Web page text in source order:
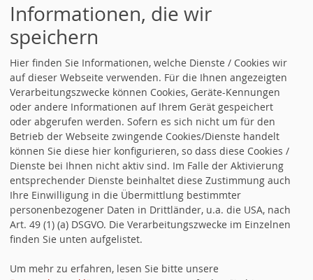
Menü
Ortsverein Göllheim
Kontakt:
Thomas Mattern
Wintergasse 19
67308 Lautersheim
Informationen, die wir
speichern
Hier finden Sie Informationen, welche Dienste / Cookies wir
auf dieser Webseite verwenden. Für die Ihnen angezeigten
Verarbeitungszwecke können Cookies, Geräte-Kennungen
oder andere Informationen auf Ihrem Gerät gespeichert
oder abgerufen werden. Sofern es sich nicht um für den
Betrieb der Webseite zwingende Cookies/Dienste handelt
können Sie diese hier konfigurieren, so dass diese Cookies /
Dienste bei Ihnen nicht aktiv sind. Im Falle der Aktivierung
entsprechender Dienste beinhaltet diese Zustimmung auch
Ihre Einwilligung in die Übermittlung bestimmter
personenbezogener Daten in Drittländer, u.a. die USA, nach
Art. 49 (1) (a) DSGVO. Die Verarbeitungszwecke im Einzelnen
finden Sie unten aufgelistet.
Um mehr zu erfahren, lesen Sie bitte unsere